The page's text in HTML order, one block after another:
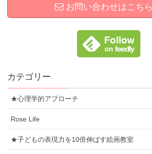
お問い合わせはこちら
カテゴリー
★心理学的アプローチ
Rose Life
★子どもの表現力を10倍伸ばす絵画教室